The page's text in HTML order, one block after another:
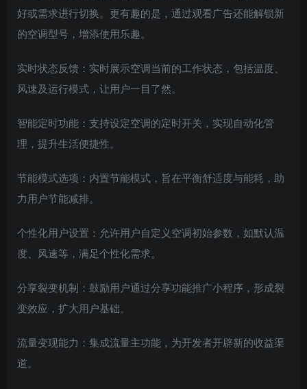
好或需求进行切换。更有趣的是，通过观看广告还能解锁新
的空调型号，增添使用乐趣。
实时状态反馈：实时展示空调当前的工作状态，包括温度、
风速及运行模式，让用户一目了然。
智能定时功能：支持设定空调的定时开关，实现自动化管
理，提升生活便捷性。
节能模式选项：内置节能模式，旨在平衡舒适度与能耗，助
力用户节能减排。
个性化用户设置：允许用户自定义空调初始参数，如默认温
度、风速等，满足个性化需求。
分享裂变机制：鼓励用户通过分享功能推广小程序，形成裂
变效应，扩大用户基础。
流量变现能力：集成流量主功能，为开发者开辟新的收益渠
道。